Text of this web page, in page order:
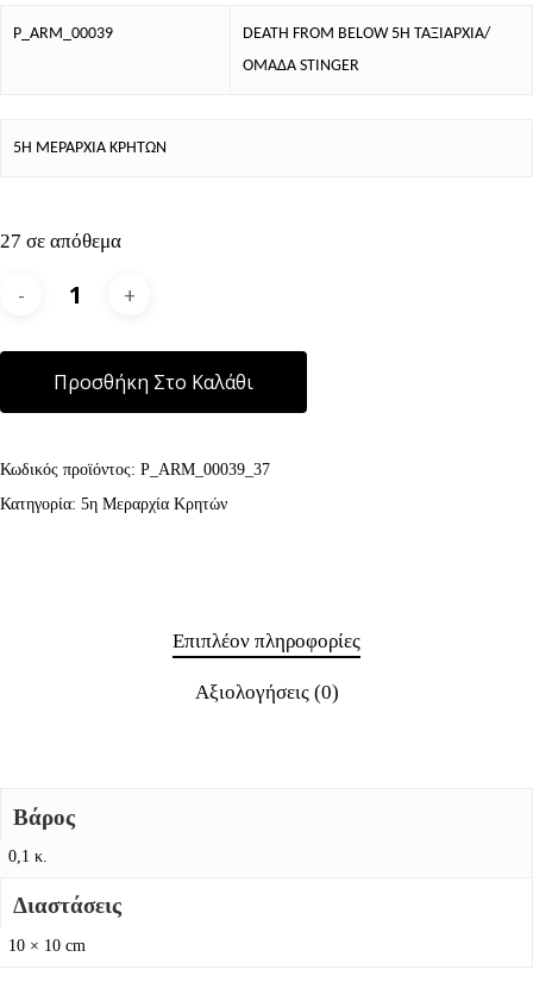
P_ARM_00039
DEATH FROM BELOW 5Η ΤΑΞΙΑΡΧΙΑ/
ΟΜΑΔΑ STINGER
5Η ΜΕΡΑΡΧΙΑ ΚΡΗΤΩΝ
27 σε απόθεμα
Προσθήκη Στο Καλάθι
Κωδικός προϊόντος: P_ARM_00039_37
Κατηγορία: 5η Μεραρχία Κρητών
Επιπλέον πληροφορίες
Αξιολογήσεις (0)
Βάρος
0,1 κ.
Διαστάσεις
10 × 10 cm